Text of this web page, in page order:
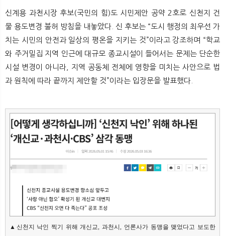
신계용 과천시장 후보(국민의 힘)도 시민제안 공약 2호로 신천지 건
물 용도변경 불허 방침을 내놓았다. 신 후보는 “도시 행정의 최우선 가
치는 시민의 안전과 일상의 평온을 지키는 것”이라고 강조하며 “학교
와 주거밀집 지역 인근에 대규모 종교시설이 들어서는 문제는 단순한
시설 변경이 아니라, 지역 공동체 전체에 영향을 미치는 사안으로 법
과 원칙에 따라 끝까지 제안할 것”이라는 입장문을 발표했다.
▲신천지 낙인 찍기 위해 개신교, 과천시, 언론사가 동맹을 맺었다고 보도한